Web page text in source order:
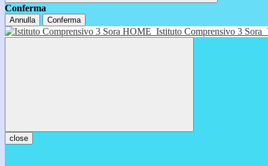
Conferma
Annulla Conferma
HOME Istituto Comprensivo 3 Sora
close